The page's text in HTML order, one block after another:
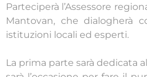
Parteciperà l’Assessore
Mantovan, che dialogherà
istituzioni locali ed esperti.
La prima parte sarà dedicata